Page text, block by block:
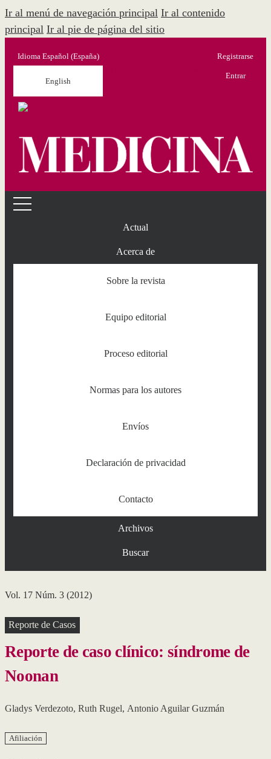
Ir al menú de navegación principal Ir al contenido
principal Ir al pie de página del sitio
Idioma Español (España)
English
Registrarse
Entrar
Actual
Acerca de
Sobre la revista
Equipo editorial
Proceso editorial
Normas para los autores
Envíos
Declaración de privacidad
Contacto
Archivos
Buscar
Vol. 17 Núm. 3 (2012)
Reporte de Casos
Reporte de caso clínico: síndrome de
Noonan
Gladys Verdezoto, Ruth Rugel, Antonio Aguilar Guzmán
Afiliación